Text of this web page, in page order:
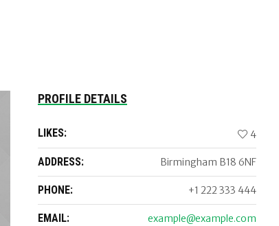
PROFILE DETAILS
LIKES: 4
ADDRESS: Birmingham B18 6NF
PHONE: +1 222 333 444
EMAIL: example@example.com